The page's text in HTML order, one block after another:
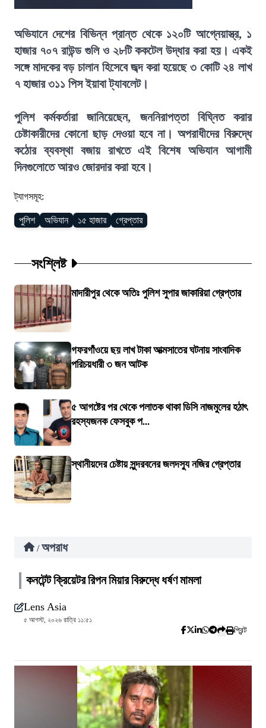
অভিযানে দেশের বিভিন্ন প্রান্ত থেকে ১২০টি আগ্নেয়াস্ত্র, ১
হাজার ৭০৭ রাউন্ড গুলি ও ২৮টি ককটেল উদ্ধার করা হয়। একই
সঙ্গে মাদকের বড় চালান হিসেবে জব্দ করা হয়েছে ৩ কোটি ২৪ লাখ
৭ হাজার ৩১১ পিস ইয়াবা ট্যাবলেট।
পুলিশ কর্মকর্তারা জানিয়েছেন, জননিরাপত্তা বিঘ্নিত করার
চেষ্টাকারীদের কোনো ছাড় দেওয়া হবে না। অপরাধীদের বিরুদ্ধে
কঠোর ব্যবস্থা বজায় রাখতে এই বিশেষ অভিযান আগামী
দিনগুলোতে আরও জোরদার করা হবে।
ট্যাগসমূহ:
পুলিশ অভিযান ১৫ হাজার গ্রেপ্তার
সংশ্লিষ্ট
মাদারীপুর থেকে অতিঃ পুলিশ সুপার জাকারিয়া গ্রেপ্তার
গফরগাঁওয়ে ছয় লাখ টাকা আত্মসাতের ঘটনায় সাংবাদিক
পরিচয়ধারী ৩ জন আটক
৫ আগষ্টের পর থেকে পলাতক থাকা ডিসি নাজমুলের হঠাৎ
রহস্যজনক ফেসবুক প...
স্থানীয়দের চেষ্টায় সুন্দরবনের জলদস্যু নজির গ্রেপ্তার
/ অপরাধ
কনটেন্ট ক্রিয়েটর রিপন মিয়ার বিরুদ্ধে ধর্ষণ মামলা
Lens Asia
৫ আগস্ট, ২০২৬ রাত্রি ১১:৫১
প্রিন্ট